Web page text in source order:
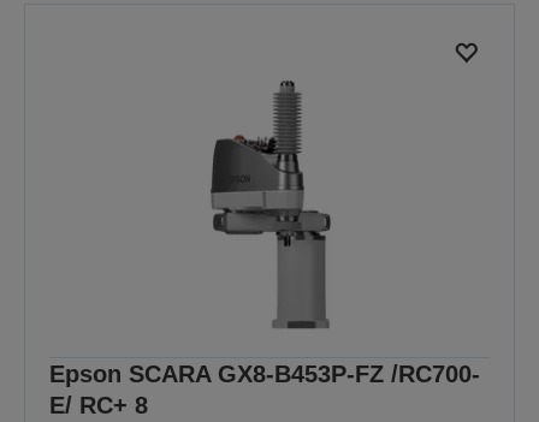
Epson SCARA GX8-B453P-FZ /RC700-
E/ RC+ 8